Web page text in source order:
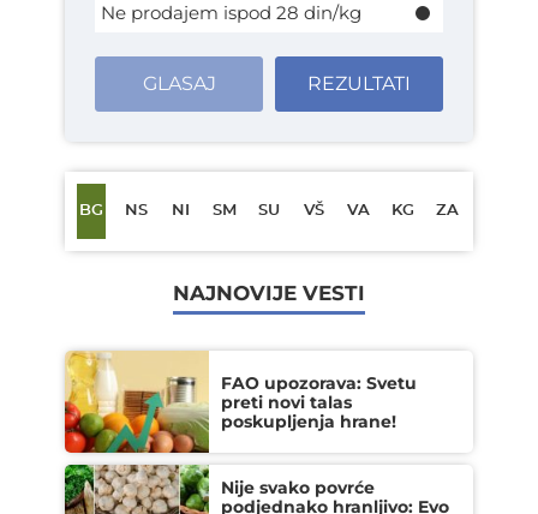
Ne prodajem ispod 28 din/kg
GLASAJ REZULTATI
BG NS NI SM SU VŠ VA KG ZA
NAJNOVIJE VESTI
FAO upozorava: Svetu
preti novi talas
poskupljenja hrane!
Nije svako povrće
podjednako hranljivo: Evo